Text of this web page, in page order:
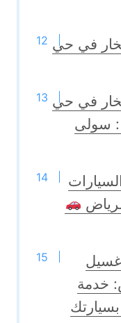
في حي
في حي
: سولى
خدمة